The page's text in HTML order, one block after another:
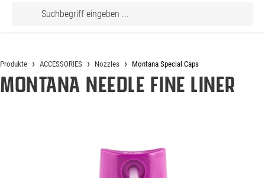
Produkte ACCESSORIES Nozzles Montana Special Caps
Montana Needle Fine Liner